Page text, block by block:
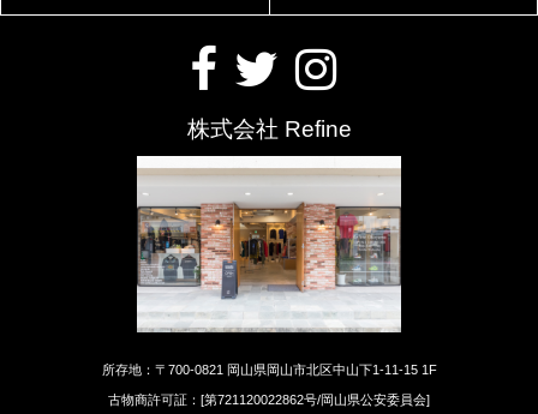
株式会社 Refine
所存地：〒700-0821 岡山県岡山市北区中山下1-11-15 1F
古物商許可証：[第721120022862号/岡山県公安委員会]